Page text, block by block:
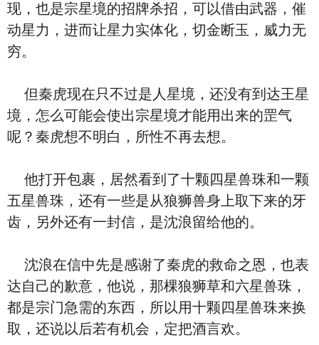
现，也是宗星境的招牌杀招，可以借由武器，催
动星力，进而让星力实体化，切金断玉，威力无
穷。
但秦虎现在只不过是人星境，还没有到达王星
境，怎么可能会使出宗星境才能用出来的罡气
呢？秦虎想不明白，所性不再去想。
他打开包裹，居然看到了十颗四星兽珠和一颗
五星兽珠，还有一些是从狼狮兽身上取下来的牙
齿，另外还有一封信，是沈浪留给他的。
沈浪在信中先是感谢了秦虎的救命之恩，也表
达自己的歉意，他说，那棵狼狮草和六星兽珠，
都是宗门急需的东西，所以用十颗四星兽珠来换
取，还说以后若有机会，定把酒言欢。